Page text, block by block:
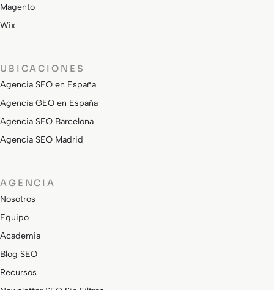
Magento
Wix
UBICACIONES
Agencia SEO en España
Agencia GEO en España
Agencia SEO Barcelona
Agencia SEO Madrid
AGENCIA
Nosotros
Equipo
Academia
Blog SEO
Recursos